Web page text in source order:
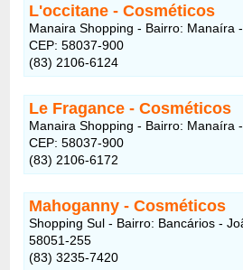
L'occitane- Cosméticos
Manaira Shopping - Bairro: Manaíra
CEP: 58037-900
(83) 2106-6124
Le Fragance- Cosméticos
Manaira Shopping - Bairro: Manaíra
CEP: 58037-900
(83) 2106-6172
Mahoganny- Cosméticos
Shopping Sul - Bairro: Bancários -
58051-255
(83) 3235-7420